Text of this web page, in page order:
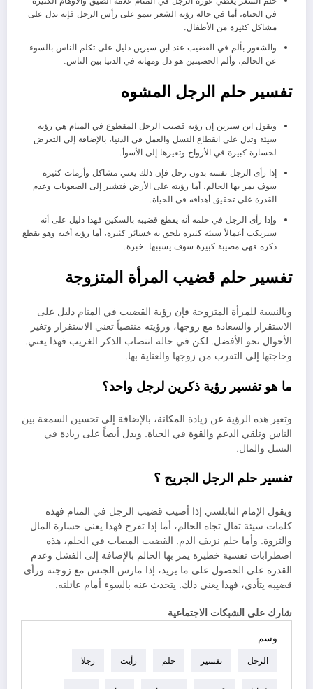
في الحياة، أما في حالة رؤية الشعر ينمو على رأس الرجل فإنه يدل على
مشاكل كثيرة من الأطفال.
والشعور بألم في القضيب عند ابن سيرين دليل على تكلم الناس بالسوء
عن الحالم، وألم الخصيتين هو ذل ومهانة في الدنيا بين الناس.
تفسير حلم الرجل المشوه
ويقول ابن سيرين إن رؤية قضيب الرجل المقطوع في المنام هي رؤية
سيئة وتدل على انقطاع النسل والعمل في الدنيا، بالإضافة إلى التعرض
لخسارة كبيرة في الأرواح وتغيرها إلى الأسوأ.
إذا رأى الرجل نفسه بدون رجل فإن ذلك يعني مشاكل وأزمات كثيرة
سوف يمر بها الحالم، أما رؤيته على الأرض فتشير إلى الصعوبات وعدم
القدرة على تحقيق أهدافه في الحياة.
وإذا رأى الرجل في حلمه أنه يقطع قضيبه بالسكين فهذا دليل على أنه
سيرتكب أعمالاً سيئة كثيرة تلحق به خسائر كثيرة، أما رؤية أخيه وهو يقطع
ذكره فهي مصيبة كبيرة سوف يسببها. خبرة.
تفسير حلم قضيب المرأة المتزوجة
وبالنسبة للمرأة المتزوجة فإن رؤية القضيب في المنام دليل على
الاستقرار والسعادة مع زوجها، ورؤيته منتصباً تعني الاستقرار وتغير
الأحوال نحو الأفضل. لكن في حالة انتصاب الذكر الغريب فهذا يعني.
وحاجتها إلى التقرب من زوجها والعناية بها.
ما هو تفسير رؤية ذكرين لرجل واحد؟
وتعبر هذه الرؤية عن زيادة المكانة، بالإضافة إلى تحسين السمعة بين
الناس وتلقي الدعم والقوة في الحياة. ويدل أيضاً على زيادة في
النسل والمال.
تفسير حلم الرجل الجريح ؟
ويقول الإمام النابلسي إذا أصيب قضيب الرجل في المنام فهذه
كلمات سيئة تقال تجاه الحالم، أما إذا تقرح فهذا يعني خسارة المال
والثروة. وأما حلم نزيف الدم. القضيب المصاب في الحلم، هذه
اضطرابات نفسية خطيرة يمر بها الحالم بالإضافة إلى الفشل وعدم
القدرة على الحصول على ما يريد، إذا مارس الجنس مع زوجته ورأى
قضيبه يتأذى، فهذا يعني ذلك. يتحدث عنه بالسوء أمام عائلته.
شارك على الشبكات الاجتماعية
وسم
الرجل تفسير حلم رأيت رجلا